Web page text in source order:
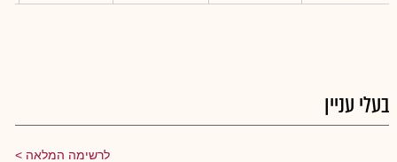
בעלי עניין
לרשימה המלאה